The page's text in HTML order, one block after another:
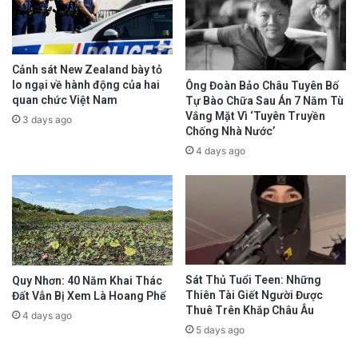
Cảnh sát New Zealand bày tỏ
lo ngại về hành động của hai
quan chức Việt Nam
3 days ago
Ông Đoàn Bảo Châu Tuyên Bố
Tự Bào Chữa Sau Án 7 Năm Tù
Vắng Mặt Vì ‘Tuyên Truyền
Chống Nhà Nước’
4 days ago
Quy Nhơn: 40 Năm Khai Thác
Đất Vẫn Bị Xem Là Hoang Phế
4 days ago
Sát Thủ Tuổi Teen: Những
Thiên Tài Giết Người Được
Thuê Trên Khắp Châu Âu
5 days ago